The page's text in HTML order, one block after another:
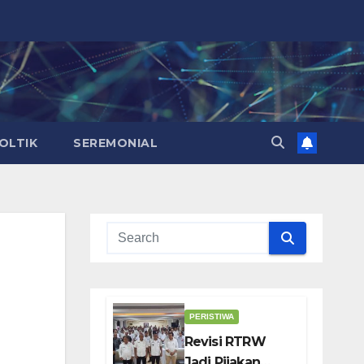
SEREMONIAL
PERISTIWA
Revisi RTRW